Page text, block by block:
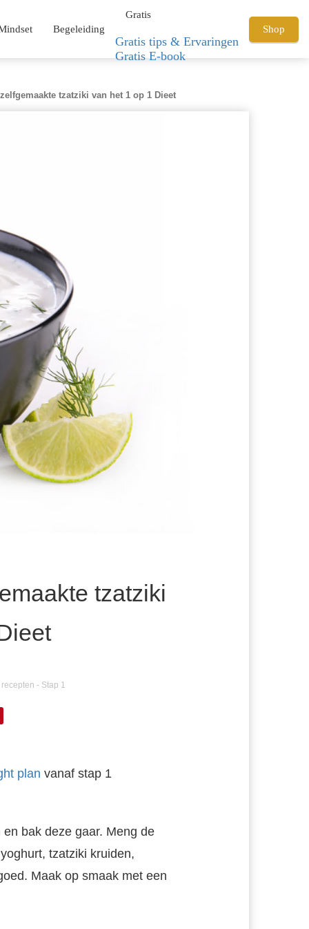
Begeleiding
Gratis
Gratis tips & Ervaringen
Gratis E-book
Shop
tzatziki van het 1 op 1 Dieet
tzatziki
- Stap 1
plan vanaf stap 1
bak deze gaar. Meng de
tzatziki kruiden,
Maak op smaak met een